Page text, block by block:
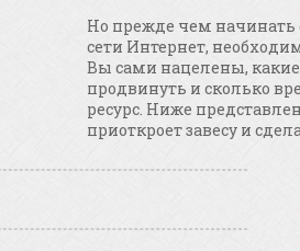
Но прежде чем начинать
сети Интернет,
Вы сами нацелены,
продвинуть и сколько
ресурс. Ниже
приоткроет завесу и